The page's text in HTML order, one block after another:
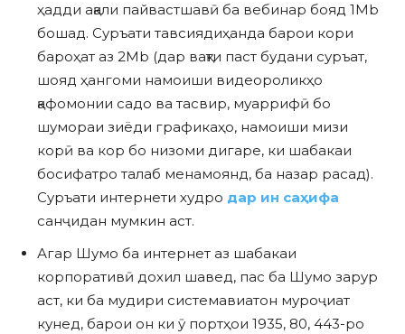
ҳадди ақали пайвастшавӣ ба вебинар бояд 1Mb
бошад. Суръати тавсиядиҳанда барои кори
бароҳат аз 2Mb (дар вақти паст будани суръат,
шояд ҳангоми намоиши видеороликҳо
қафомонии садо ва тасвир, муаррифӣ бо
шумораи зиёди графикаҳо, намоиши мизи
корӣ ва кор бо низоми дигаре, ки шабакаи
босифатро талаб менамоянд, ба назар расад).
Суръати интернети худро дар ин саҳифа
санҷидан мумкин аст.
Агар Шумо ба интернет аз шабакаи
корпоративӣ дохил шавед, пас ба Шумо зарур
аст, ки ба мудири системавиатон муроҷиат
кунед, барои он ки ӯ портҳои 1935, 80, 443-ро